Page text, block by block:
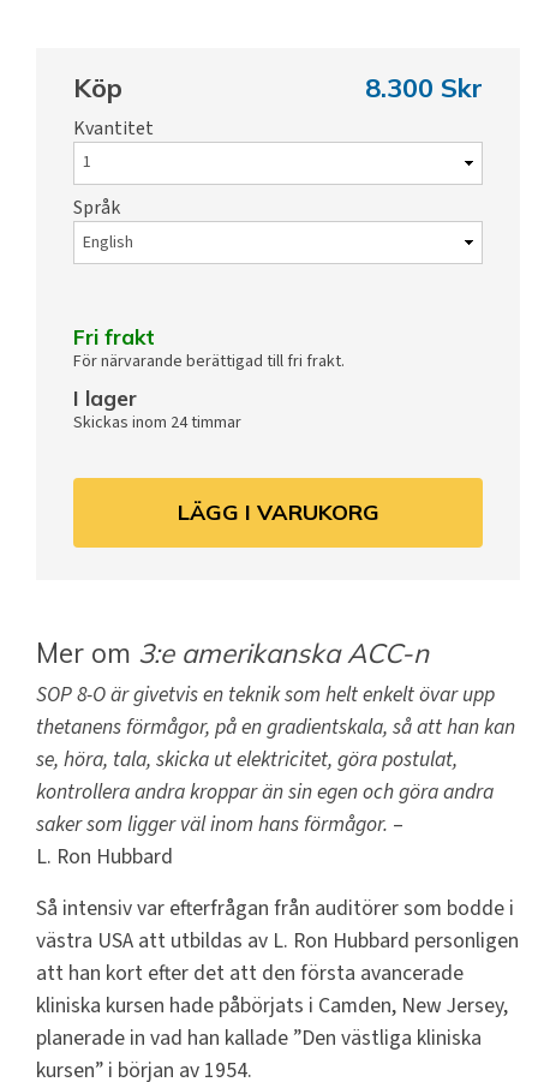
Köp 8.300 Skr
Kvantitet
Språk
Fri frakt
För närvarande berättigad till fri frakt.
I lager
Skickas inom 24 timmar
LÄGG I VARUKORG
Mer om 3:e amerikanska ACC-n
SOP 8-O är givetvis en teknik som helt enkelt övar upp
thetanens förmågor, på en gradientskala, så att han kan
se, höra, tala, skicka ut elektricitet, göra postulat,
kontrollera andra kroppar än sin egen och göra andra
saker som ligger väl inom hans förmågor. –
L. Ron Hubbard
Så intensiv var efterfrågan från auditörer som bodde i
västra USA att utbildas av L. Ron Hubbard personligen
att han kort efter det att den första avancerade
kliniska kursen hade påbörjats i Camden, New Jersey,
planerade in vad han kallade ”Den västliga kliniska
kursen” i början av 1954.